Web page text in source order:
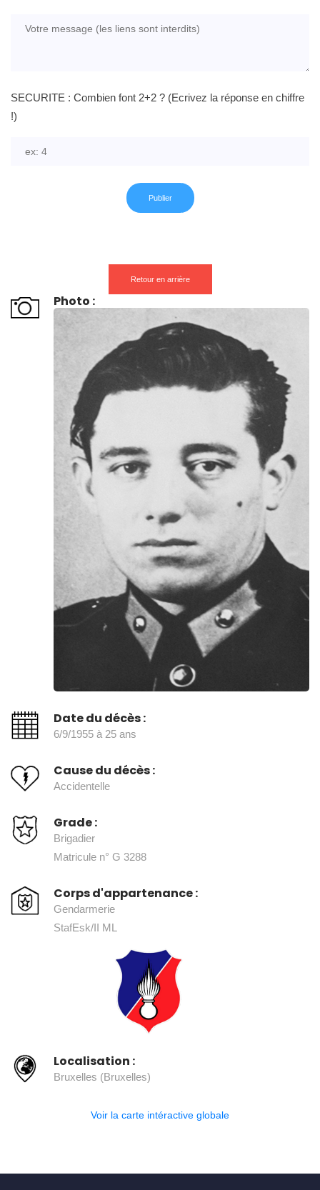
SECURITE : Combien font 2+2 ? (Ecrivez la réponse en chiffre
!)
Retour en arrière
Photo :
Date du décès :
6/9/1955 à 25 ans
Cause du décès :
Accidentelle
Grade :
Brigadier
Matricule n° G 3288
Corps d'appartenance :
Gendarmerie
StafEsk/II ML
Localisation :
Bruxelles (Bruxelles)
Voir la carte intéractive globale